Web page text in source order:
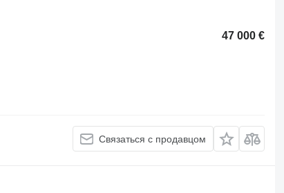
47 000 €
Связаться с продавцом